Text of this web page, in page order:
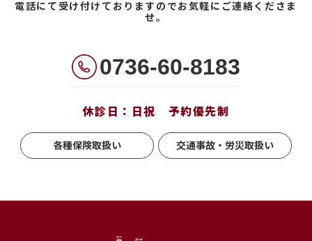
電話にて受け付けておりますのでお気軽にご連絡くださま
せ。
0736-60-8183
休診日：日祝 予約優先制
各種保険取扱い 交通事故・労災取扱い